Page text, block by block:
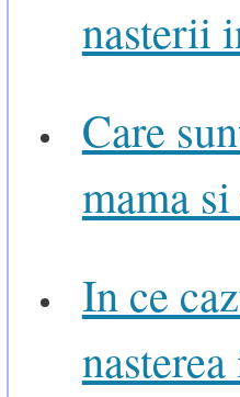
nasterii
Care
mama
In ce